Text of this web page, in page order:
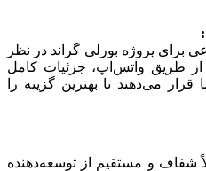
پروژه بورلی گراند در نظر
طریق واتس‌اپ، جزئیات کامل
می‌دهند تا بهترین گزینه را
شفاف و مستقیم از توسعه‌دهنده